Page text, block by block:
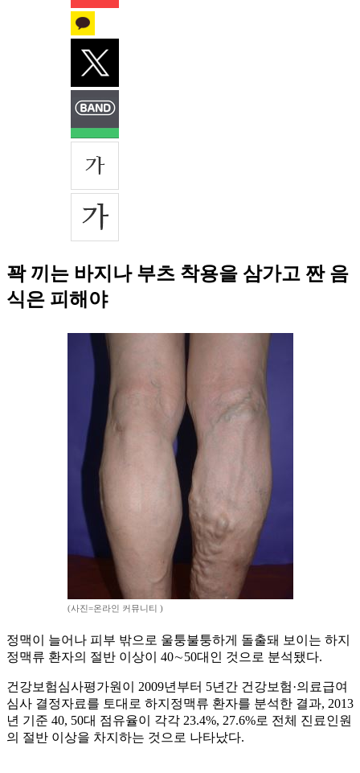
꽉 끼는 바지나 부츠 착용을 삼가고 짠 음
식은 피해야
(사진=온라인 커뮤니티 )
정맥이 늘어나 피부 밖으로 울퉁불퉁하게 돌출돼 보이는 하지
정맥류 환자의 절반 이상이 40∼50대인 것으로 분석됐다.
건강보험심사평가원이 2009년부터 5년간 건강보험·의료급여
심사 결정자료를 토대로 하지정맥류 환자를 분석한 결과, 2013
년 기준 40, 50대 점유율이 각각 23.4%, 27.6%로 전체 진료인원
의 절반 이상을 차지하는 것으로 나타났다.